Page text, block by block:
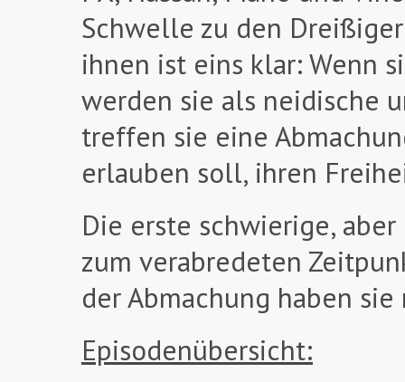
Schwelle zu den
ihnen ist eins klar: Wenn
werden sie als neidische
treffen sie eine
erlauben soll, ihren
Die erste schwierige,
zum verabredeten
der Abmachung haben
Episodenübersicht: